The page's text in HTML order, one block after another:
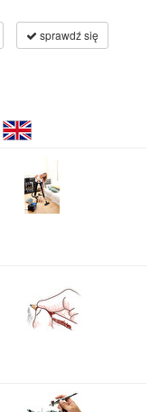
sprawdź się